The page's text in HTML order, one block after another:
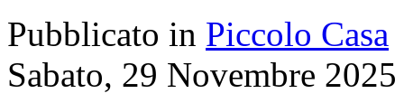
Pubblicato in Piccolo Casa
Sabato, 29 Novembre